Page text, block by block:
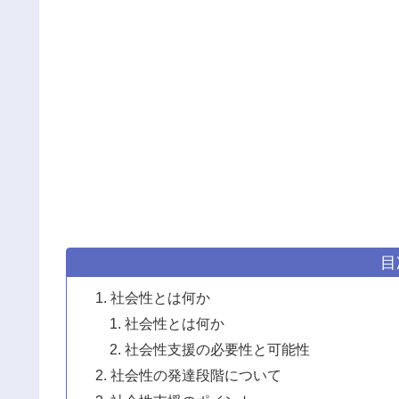
社会性とは何か
社会性とは何か
社会性支援の必要性と可能性
社会性の発達段階について